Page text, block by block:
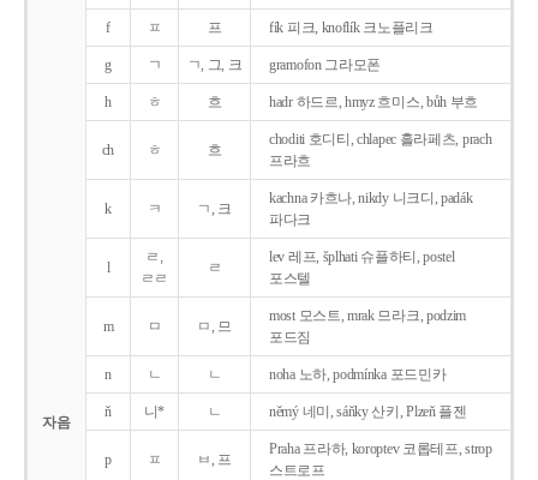
자음
f ㅍ 프 fík 피크, knoflík 크노플리크
g ㄱ ㄱ, 그, 크 gramofon 그라모폰
h ㅎ 흐 hadr 하드르, hmyz 흐미스, bůh 부흐
ch ㅎ 흐
choditi 호디티, chlapec 흘라페츠, prach
프라흐
k ㅋ ㄱ, 크
kachna 카흐나, nikdy 니크디, padák
파다크
l
ㄹ,
ㄹㄹ
ㄹ
lev 레프, šplhati 슈플하티, postel
포스텔
m ㅁ ㅁ, 므
most 모스트, mrak 므라크, podzim
포드짐
n ㄴ ㄴ noha 노하, podmínka 포드민카
ň 니* ㄴ němý 네미, sáňky 산키, Plzeň 플젠
p ㅍ ㅂ, 프
Praha 프라하, koroptev 코롭테프, strop
스트로프